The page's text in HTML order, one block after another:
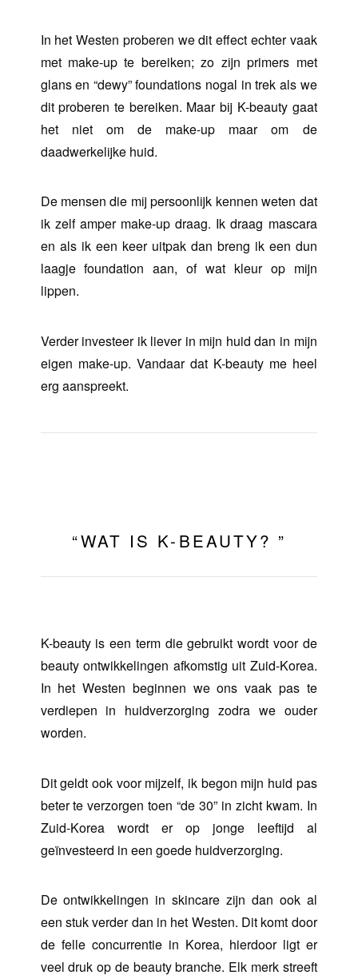
In het Westen proberen we dit effect echter vaak
met make-up te bereiken; zo zijn primers met
glans en “dewy” foundations nogal in trek als we
dit proberen te bereiken. Maar bij K-beauty gaat
het niet om de make-up maar om de
daadwerkelijke huid.
De mensen die mij persoonlijk kennen weten dat
ik zelf amper make-up draag. Ik draag mascara
en als ik een keer uitpak dan breng ik een dun
laagje foundation aan, of wat kleur op mijn
lippen.
Verder investeer ik liever in mijn huid dan in mijn
eigen make-up. Vandaar dat K-beauty me heel
erg aanspreekt.
“WAT IS K-BEAUTY? ”
K-beauty is een term die gebruikt wordt voor de
beauty ontwikkelingen afkomstig uit Zuid-Korea.
In het Westen beginnen we ons vaak pas te
verdiepen in huidverzorging zodra we ouder
worden.
Dit geldt ook voor mijzelf, ik begon mijn huid pas
beter te verzorgen toen “de 30” in zicht kwam. In
Zuid-Korea wordt er op jonge leeftijd al
geïnvesteerd in een goede huidverzorging.
De ontwikkelingen in skincare zijn dan ook al
een stuk verder dan in het Westen. Dit komt door
de felle concurrentie in Korea, hierdoor ligt er
veel druk op de beauty branche. Elk merk streeft